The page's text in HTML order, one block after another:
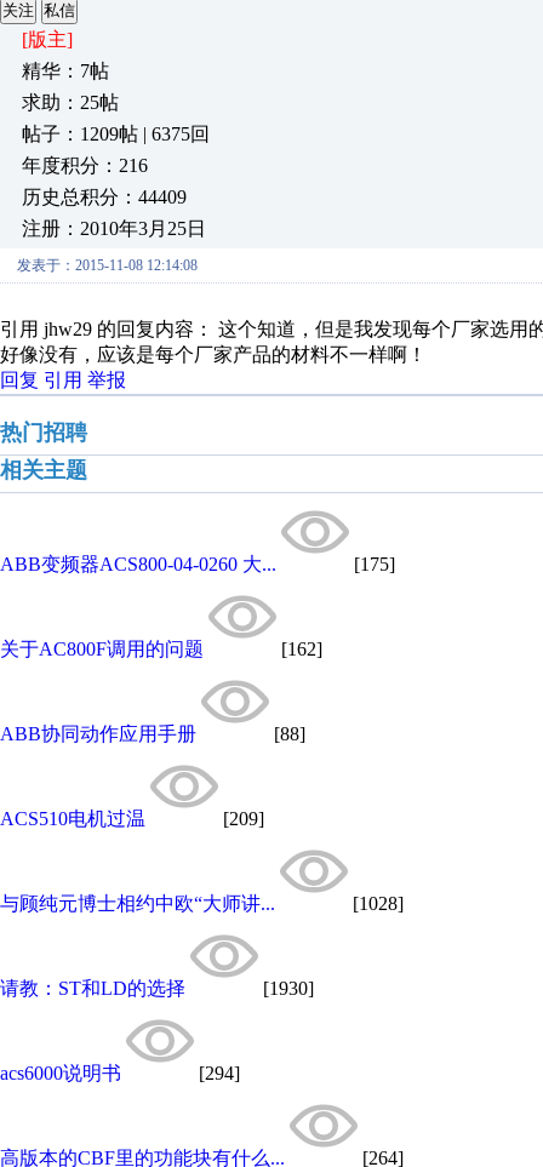
关注 私信
[版主]
精华：7帖
求助：25帖
帖子：1209帖 | 6375回
年度积分：216
历史总积分：44409
注册：2010年3月25日
发表于：2015-11-08 12:14:08
引用 jhw29 的回复内容： 这个知道，但是我发现每个厂家选用
好像没有，应该是每个厂家产品的材料不一样啊！
回复 引用 举报
热门招聘
相关主题
ABB变频器ACS800-04-0260 大... [175]
关于AC800F调用的问题 [162]
ABB协同动作应用手册 [88]
ACS510电机过温 [209]
与顾纯元博士相约中欧“大师讲... [1028]
请教：ST和LD的选择 [1930]
acs6000说明书 [294]
高版本的CBF里的功能块有什么... [264]